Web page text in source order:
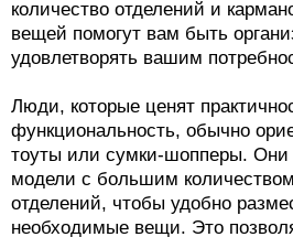
количество отделений и
вещей помогут вам быть
удовлетворять вашим
Люди, которые ценят
функциональность, обычно
тоуты или сумки-шопперы. Они
модели с большим
отделений, чтобы удобно
необходимые вещи. Это